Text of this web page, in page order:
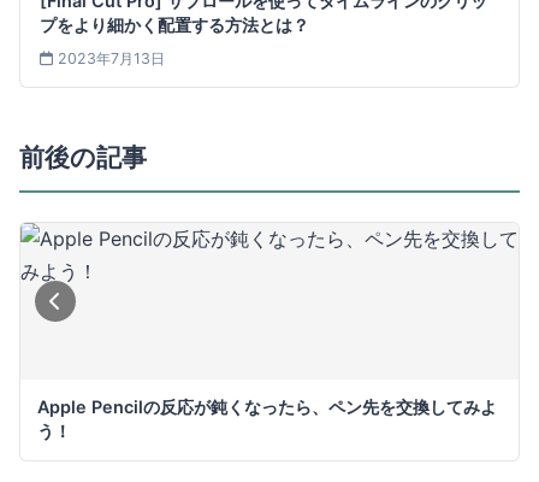
プをより細かく配置する方法とは？
2023年7月13日
前後の記事
Apple Pencilの反応が鈍くなったら、ペン先を交換してみよ
う！